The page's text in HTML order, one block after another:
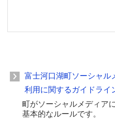
富士河口湖町ソーシャル
利用に関するガイドライ
町がソーシャルメディア
基本的なルールです。